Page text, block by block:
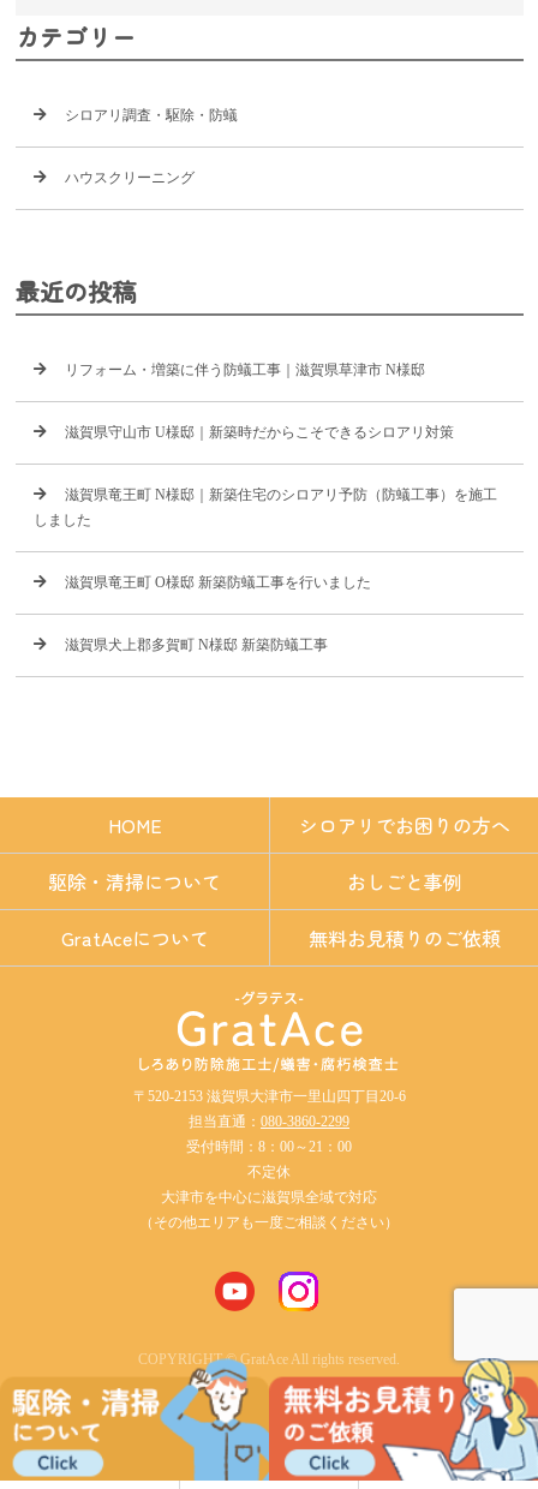
カテゴリー
シロアリ調査・駆除・防蟻
ハウスクリーニング
最近の投稿
リフォーム・増築に伴う防蟻工事｜滋賀県草津市 N様邸
滋賀県守山市 U様邸｜新築時だからこそできるシロアリ対策
滋賀県竜王町 N様邸｜新築住宅のシロアリ予防（防蟻工事）を施工
しました
滋賀県竜王町 O様邸 新築防蟻工事を行いました
滋賀県犬上郡多賀町 N様邸 新築防蟻工事
HOME
シロアリでお困りの方へ
駆除・清掃について
おしごと事例
GratAceについて
無料お見積りのご依頼
〒520-2153 滋賀県大津市一里山四丁目20-6
担当直通： 080-3860-2299
受付時間：8：00～21：00
不定休
大津市を中心に滋賀県全域で対応
（その他エリアも一度ご相談ください）
COPYRIGHT © GratAce All rights reserved.